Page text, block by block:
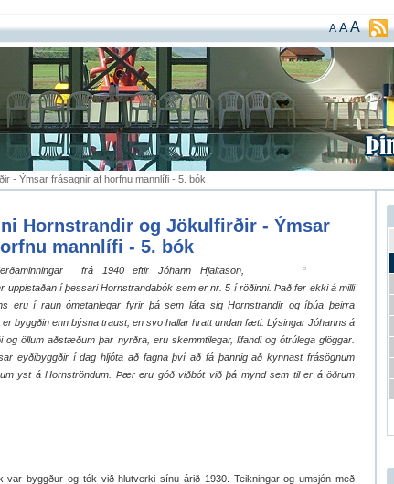
A AA
- Ýmsar frásagnir af horfnu mannlífi - 5. bók
Hornstrandir og Jökulfirðir - Ýmsar
mannlífi - 5. bók
frá 1940 eftir Jóhann Hjaltason,
uppistaðan í þessari Hornstrandabók sem er nr. 5 í röðinni. Það fer ekki á milli
eru í raun ómetanlegar fyrir þá sem láta sig Hornstrandir og íbúa þeirra
er byggðin enn býsna traust, en svo hallar hratt undan fæti. Lýsingar Jóhanns á
og öllum aðstæðum þar nyrðra, eru skemmtilegar, lifandi og ótrúlega glöggar.
eyðibyggðir í dag hljóta að fagna því að fá þannig að kynnast frásögnum
yst á Hornströndum. Þær eru góð viðbót við þá mynd sem til er á öðrum
var byggður og tók við hlutverki sínu árið 1930. Teikningar og umsjón með